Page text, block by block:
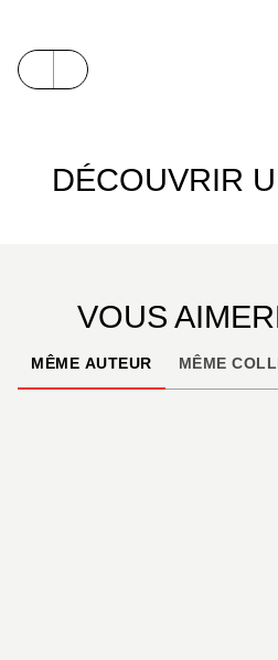
DÉCOUVRIR
VOUS
MÊME AUTEUR MÊME